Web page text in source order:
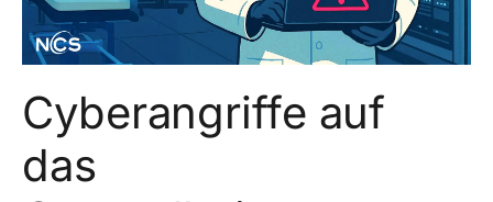
Cyberangriffe auf
das